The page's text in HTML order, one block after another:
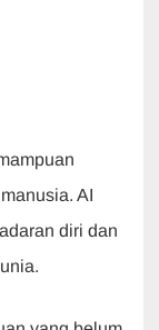
AI
diri dan